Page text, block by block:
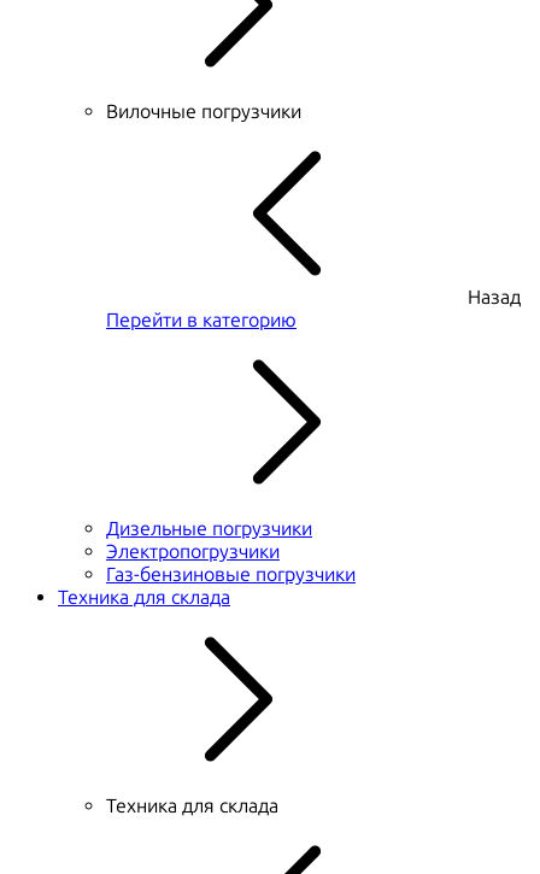
Вилочные погрузчики
Назад
Перейти в категорию
Дизельные погрузчики
Электропогрузчики
Газ-бензиновые погрузчики
Техника для склада
Техника для склада